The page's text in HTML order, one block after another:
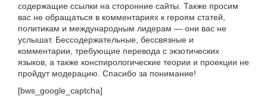
содержащие ссылки на сторонние сайты. Также просим
вас не обращаться в комментариях к героям статей,
политикам и международным лидерам — они вас не
услышат. Бессодержательные, бессвязные и
комментарии, требующие перевода с экзотических
языков, а также конспирологические теории и проекции не
пройдут модерацию. Спасибо за понимание!
[bws_google_captcha]